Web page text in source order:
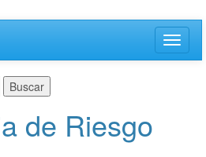
Toggle
de Riesgo